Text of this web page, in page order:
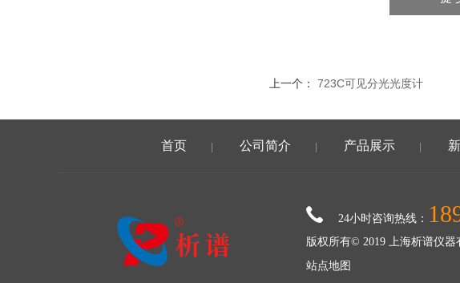
上一个： 723C可见分光光度计
首页 公司简介 产品展示
24小时咨询热线：
版权所有© 2019 上海析谱仪器
站点地图